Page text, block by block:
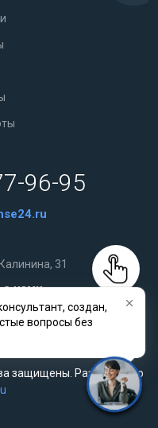
96-95
31
с нами
защищены. Разработано
создан,
вопросы без